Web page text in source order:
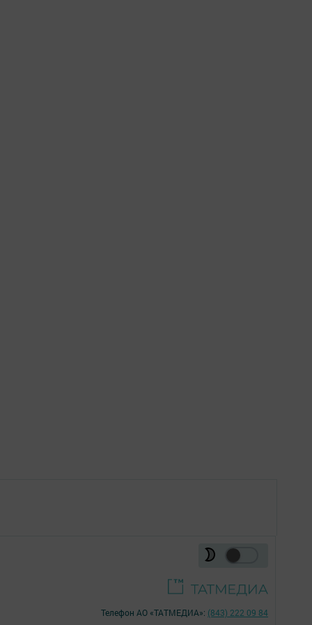
Телефон АО «ТАТМЕДИА»: (843) 222 09 84